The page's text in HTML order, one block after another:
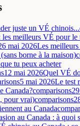
juste un VÉ chinois...
les meilleurs VÉ pour le
mai 2026Les
borne à la maison)
tu peux acheter
12 mai 2026Quel VÉ
5 mai 2026Le test
Canada?comparisons
pour vrai)comparisons
au Canada
au Canada : à quoi